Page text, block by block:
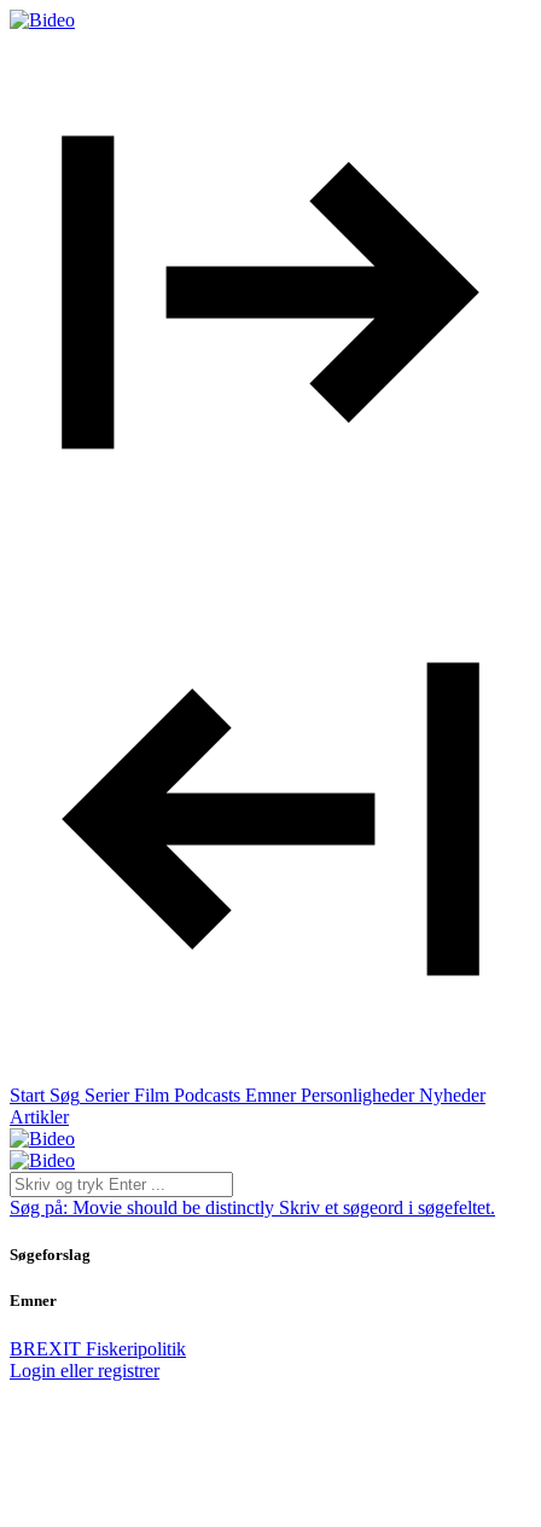
Start Søg Serier Film Podcasts Emner Personligheder Nyheder
Artikler
Søg på: Movie should be distinctly Skriv et søgeord i søgefeltet.
Søgeforslag
Emner
BREXIT Fiskeripolitik
Login eller registrer